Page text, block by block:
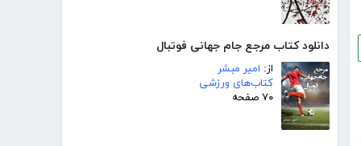
دانلود کتاب مرجع جام جهانی فوتبال
از: امیر مبشر
کتاب‌های ورزشی
۷۰ صفحه